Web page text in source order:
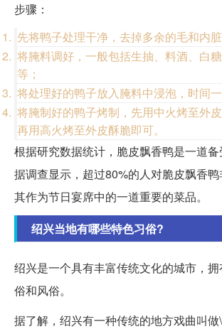
步骤：
先将鸭子处理干净，去掉多余的毛和内脏
将腌料调好，一般包括生抽、料酒、白
等；
将处理好的鸭子放入腌料中浸泡，时间
将腌制好的鸭子烤制，先用中火烤至外
再用高火烤至外皮酥脆即可。
根据研究数据统计，脆皮飘香鸭是一道备
据调查显示，超过80%的人对脆皮飘香
其作为节日宴席中的一道重要的菜品。
绍兴当地有哪些特色习俗?
绍兴是一个具有丰富传统文化的城市，
俗和风俗。
据了解，绍兴有一种传统的地方戏曲叫